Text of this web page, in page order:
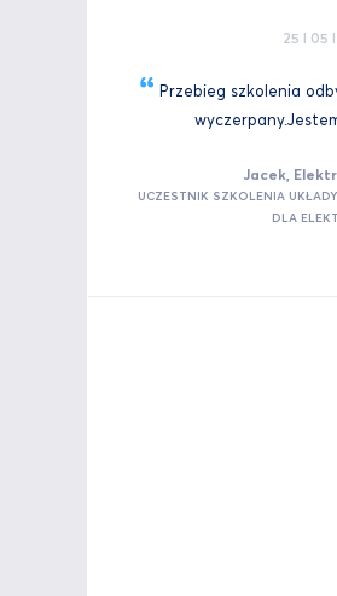
25 I 05
Przebieg szkolenia
Jacek,
UCZESTNIK SZKOLENIA
DLA